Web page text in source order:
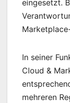
eingesetzt.
In seiner
Cloud &
mehreren